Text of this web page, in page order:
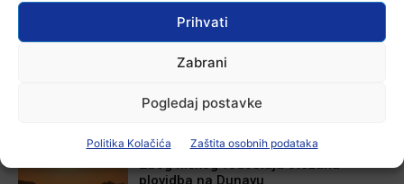
Prihvati
Zabrani
Pogledaj postavke
Politika Kolačića Zaštita osobnih podataka
Aktualno
U Županji održana Ljetna škola magije
Aktualno
Zbog niskog vodostaja otežana
plovidba na Dunavu